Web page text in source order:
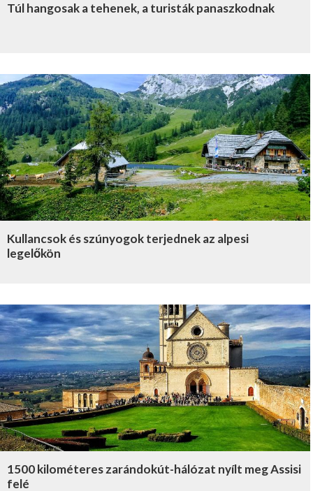
Túl hangosak a tehenek, a turisták panaszkodnak
Kullancsok és szúnyogok terjednek az alpesi
legelőkön
1500 kilométeres zarándokút-hálózat nyílt meg Assisi
felé